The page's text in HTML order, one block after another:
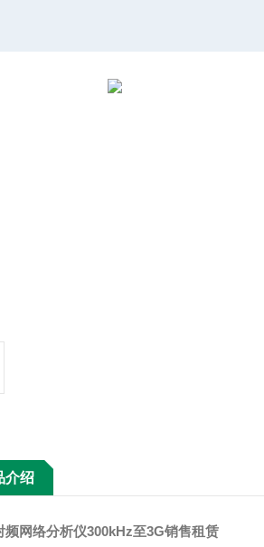
介绍
频网络分析仪300kHz至3G销售租赁